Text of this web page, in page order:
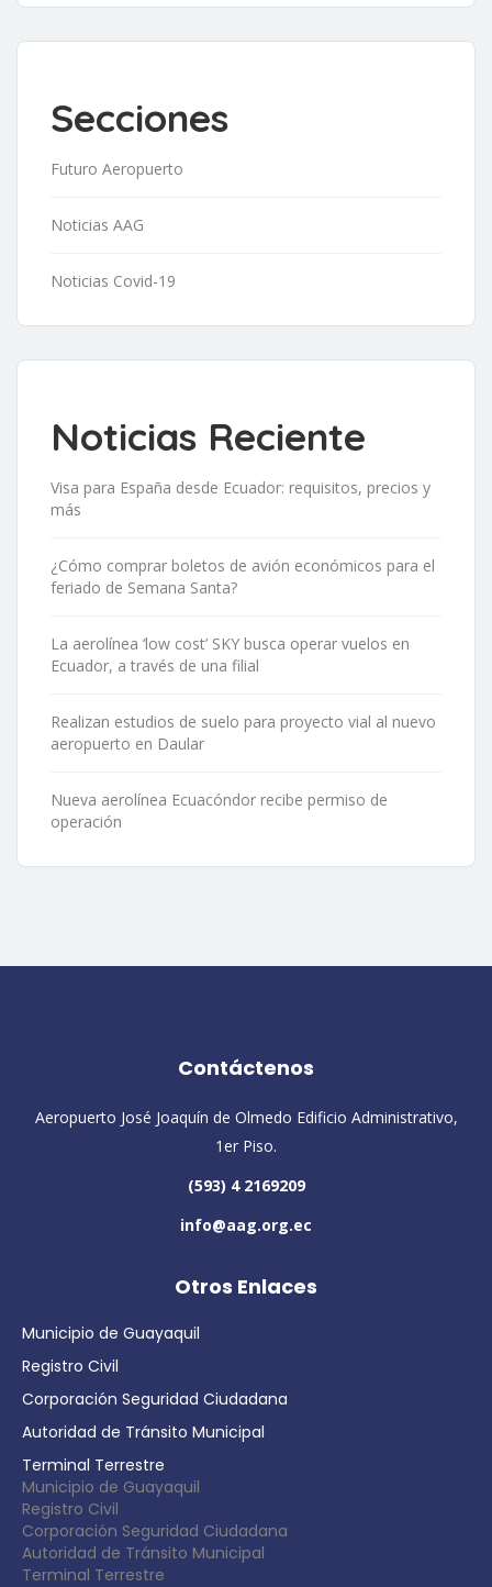
Secciones
Futuro Aeropuerto
Noticias AAG
Noticias Covid-19
Noticias Reciente
Visa para España desde Ecuador: requisitos, precios y
más
¿Cómo comprar boletos de avión económicos para el
feriado de Semana Santa?
La aerolínea ‘low cost’ SKY busca operar vuelos en
Ecuador, a través de una filial
Realizan estudios de suelo para proyecto vial al nuevo
aeropuerto en Daular
Nueva aerolínea Ecuacóndor recibe permiso de
operación
Contáctenos
Aeropuerto José Joaquín de Olmedo Edificio Administrativo,
1er Piso.
(593) 4 2169209
info@aag.org.ec
Otros Enlaces
Municipio de Guayaquil
Registro Civil
Corporación Seguridad Ciudadana
Autoridad de Tránsito Municipal
Terminal Terrestre
Municipio de Guayaquil
Registro Civil
Corporación Seguridad Ciudadana
Autoridad de Tránsito Municipal
Terminal Terrestre